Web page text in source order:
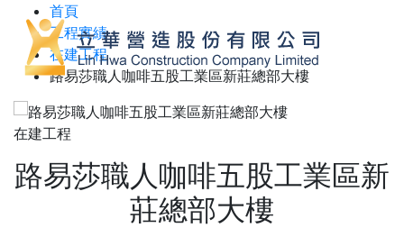
首頁
工程實績
在建工程
路易莎職人咖啡五股工業區新莊總部大樓
在建工程
路易莎職人咖啡五股工業區新
莊總部大樓